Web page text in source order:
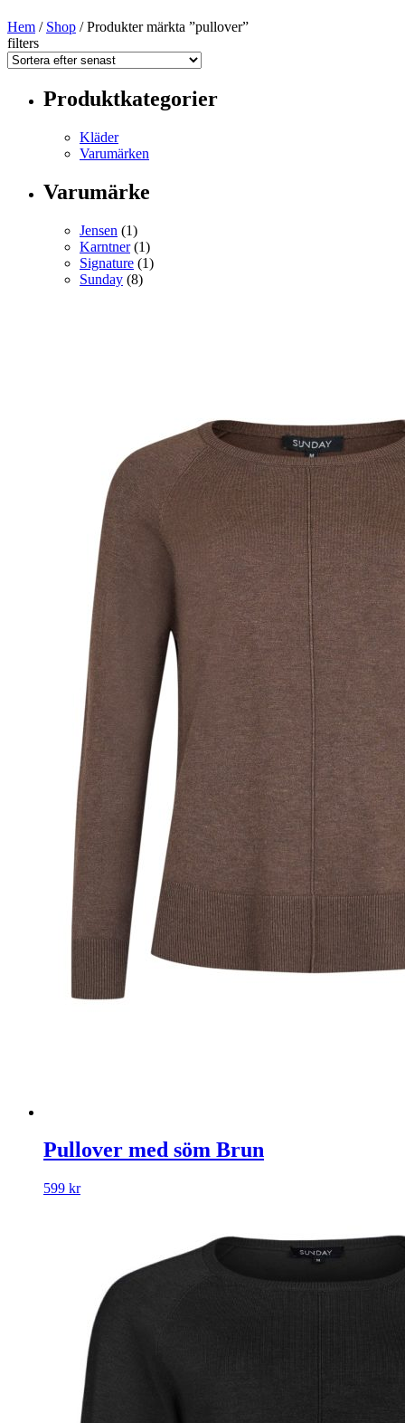
Hem / Shop / Produkter märkta ”pullover”
filters
Produktkategorier
Kläder
Varumärken
Varumärke
Jensen (1)
Karntner (1)
Signature (1)
Sunday (8)
Pullover med söm Brun
599 kr